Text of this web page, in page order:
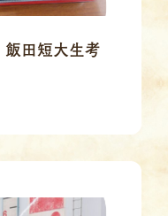
田短大生考